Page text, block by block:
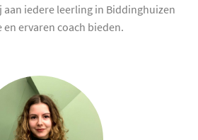
iedere leerling in Biddinghuizen
en ervaren coach bieden.